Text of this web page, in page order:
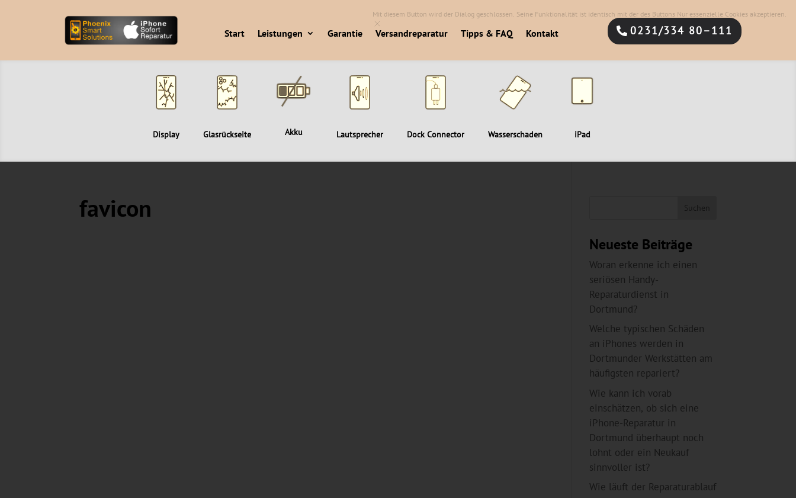
Start Leistungen Garantie Versandreparatur Tipps & FAQ Kontakt 0231/334 80–111
Display Glasrückseite Akku Lautsprecher Dock Connector Wasserschaden iPad
favicon
Neueste Beiträge
Woran erkenne ich einen
seriösen Handy-
Reparaturdienst in
Dortmund?
Welche typischen Schäden
an iPhones werden in
Dortmunder Werkstätten am
häufigsten repariert?
Wie kann ich vorab
einschätzen, ob sich eine
iPhone-Reparatur in
Dortmund überhaupt noch
lohnt oder ein Neukauf
sinnvoller ist?
Wie läuft der Reparaturablauf
Mit diesem Button wird der Dialog geschlossen. Seine Funktionalität ist identisch mit der des Buttons Nur essenzielle Cookies akzeptieren.